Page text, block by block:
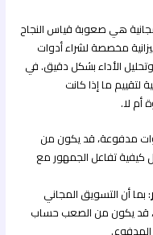
هي صعوبة قياس النجاح
مخصصة لشراء أدوات
الأداء بشكل دقيق. في
لتقييم ما إذا كانت
أم لا.
مدفوعة، قد يكون من
كيفية تفاعل الجمهور مع
: بما أن التسويق المجاني
قد يكون من الصعب حساب